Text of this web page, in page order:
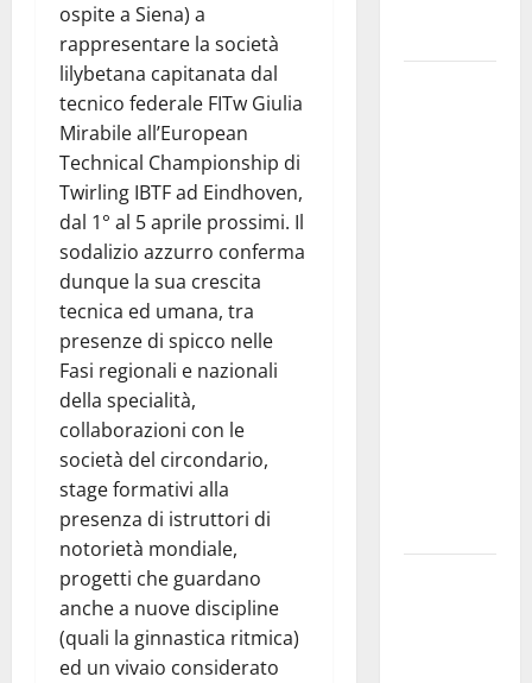
ospite a Siena) a
rappresentare la società
lilybetana capitanata dal
tecnico federale FITw Giulia
Mirabile all’European
Technical Championship di
Twirling IBTF ad Eindhoven,
dal 1° al 5 aprile prossimi. Il
sodalizio azzurro conferma
dunque la sua crescita
tecnica ed umana, tra
presenze di spicco nelle
Fasi regionali e nazionali
della specialità,
collaborazioni con le
società del circondario,
stage formativi alla
presenza di istruttori di
notorietà mondiale,
progetti che guardano
anche a nuove discipline
(quali la ginnastica ritmica)
ed un vivaio considerato